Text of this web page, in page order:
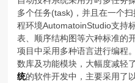
多个任务(task)，并且在一个
程环境AutomatoinStudio支持
表、顺序结构图等六种标准的
项目中采用多种语言进行编程
数库及功能模块，大幅度减轻
统的软件开发中，主要采用了